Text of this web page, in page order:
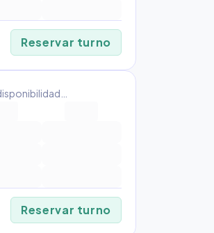
Reservar turno
Reservar turno